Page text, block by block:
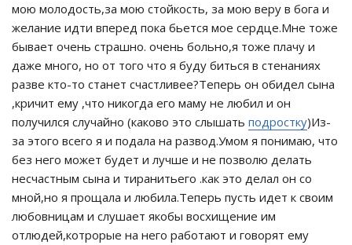
мою молодость,за мою стойкость, за мою веру в бога и
желание идти вперед пока бьется мое сердце.Мне тоже
бывает очень страшно. очень больно,я тоже плачу и
даже много, но от того что я буду биться в стенаниях
разве кто-то станет счастливее?Теперь он обидел сына
,кричит ему ,что никогда его маму не любил и он
получился случайно (каково это слышать подростку)Из-
за этого всего я и подала на развод.Умом я понимаю, что
без него может будет и лучше и не позволю делать
несчастным сына и тиранитьего .как это делал он со
мной,но я прощала и любила.Теперь пусть идет к своим
любовницам и слушает якобы восхищение им
отлюдей,котрорые на него работают и говорят ему